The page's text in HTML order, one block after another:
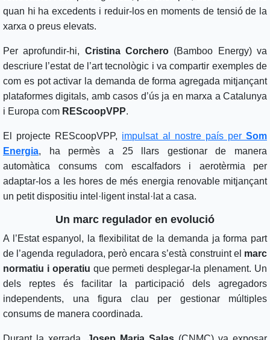
quan hi ha excedents i reduir-los en moments de tensió de la
xarxa o preus elevats.
Per aprofundir-hi, Cristina Corchero (Bamboo Energy) va
descriure l’estat de l’art tecnològic i va compartir exemples de
com es pot activar la demanda de forma agregada mitjançant
plataformes digitals, amb casos d’ús ja en marxa a Catalunya
i Europa com REScoopVPP.
El projecte REScoopVPP, impulsat al nostre país per Som
Energia, ha permès a 25 llars gestionar de manera
automàtica consums com escalfadors i aerotèrmia per
adaptar-los a les hores de més energia renovable mitjançant
un petit dispositiu intel·ligent instal·lat a casa.
Un marc regulador en evolució
A l’Estat espanyol, la flexibilitat de la demanda ja forma part
de l’agenda reguladora, però encara s’està construint el marc
normatiu i operatiu que permeti desplegar-la plenament. Un
dels reptes és facilitar la participació dels agregadors
independents, una figura clau per gestionar múltiples
consums de manera coordinada.